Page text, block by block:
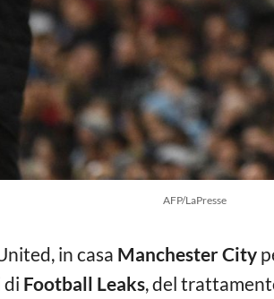
AFP/LaPresse
in casa Manchester City
di Football Leaks, del